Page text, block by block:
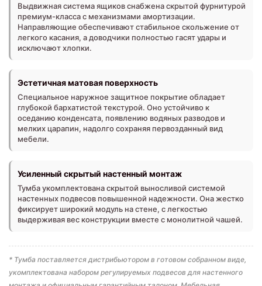
Выдвижная система ящиков снабжена скрытой фурнитурой
премиум-класса с механизмами амортизации.
Направляющие обеспечивают стабильное скольжение от
легкого касания, а доводчики полностью гасят удары и
исключают хлопки.
Эстетичная матовая поверхность
Специальное наружное защитное покрытие обладает
глубокой бархатистой текстурой. Оно устойчиво к
оседанию конденсата, появлению водяных разводов и
мелких царапин, надолго сохраняя первозданный вид
мебели.
Усиленный скрытый настенный монтаж
Тумба укомплектована скрытой выносливой системой
настенных подвесов повышенной надежности. Она жестко
фиксирует широкий модуль на стене, с легкостью
выдерживая вес конструкции вместе с монолитной чашей.
* Тумба поставляется дистрибьютором в готовом собранном виде,
укомплектована набором регулируемых подвесов для настенного